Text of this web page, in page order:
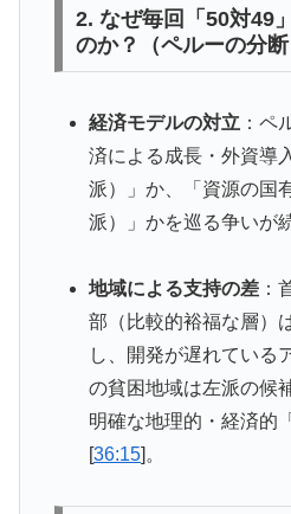
2. なぜ毎回「50対49
のか？（ペルーの分断
経済モデルの対立 ：ペ
済による成長・外資導
派）」か、「資源の国
派）」かを巡る争いが
地域による支持の差：
部（比較的裕福な層）
し、開発が遅れている
の貧困地域は左派の候
明確な地理的・経済的
36:15]。